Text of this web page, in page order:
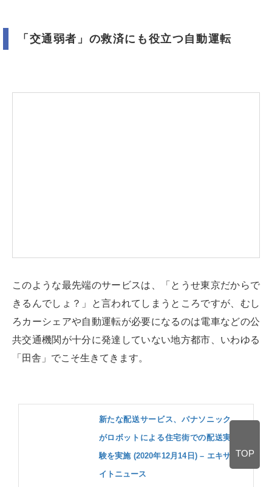
「交通弱者」の救済にも役立つ自動運転
このような最先端のサービスは、「とうせ東京だからで
きるんでしょ？」と言われてしまうところですが、むし
ろカーシェアや自動運転が必要になるのは電車などの公
共交通機関が十分に発達していない地方都市、いわゆる
「田舎」でこそ生きてきます。
新たな配送サービス、パナソニック
がロボットによる住宅街での配送実
験を実施 (2020年12月14日) – エキサ
イトニュース
TOP